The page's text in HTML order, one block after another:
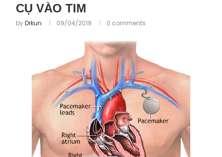
CỤ VÀO TIM
byDrkun 09/04/2019 0 comments